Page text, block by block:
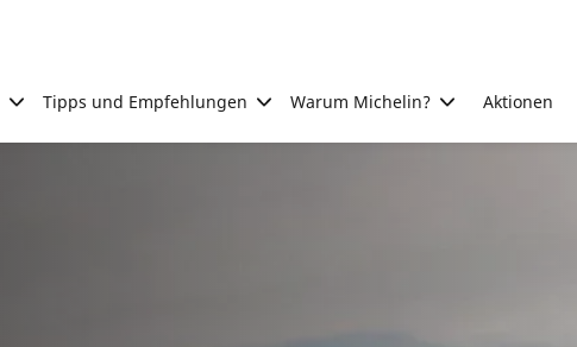
Tipps und Empfehlungen Warum Michelin? Aktionen